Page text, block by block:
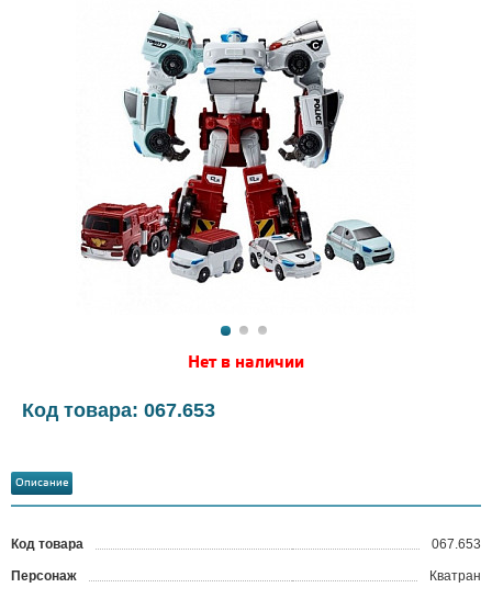
Нет в наличии
Код товара: 067.653
Описание
Код товара 067.653
Персонаж Кватран